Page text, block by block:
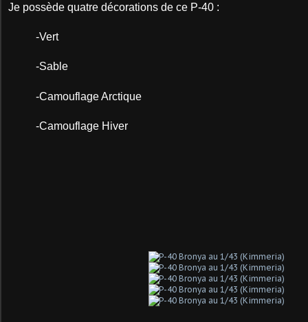
Je possède quatre décorations de ce P-40 :
-Vert
-Sable
-Camouflage Arctique
-Camouflage Hiver